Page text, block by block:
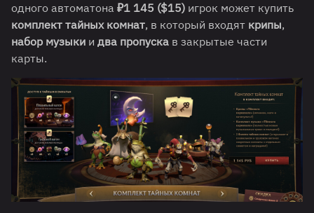
одного автоматона ₽1 145 ($15) игрок может купить
комплект тайных комнат, в который входят крипы,
набор музыки и два пропуска в закрытые части
карты.